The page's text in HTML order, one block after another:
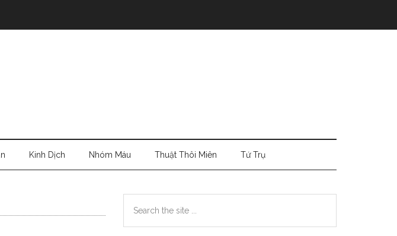
Kinh Dịch Nhóm Máu Thuật Thôi Miên Tứ Trụ
Primary
Sidebar
the